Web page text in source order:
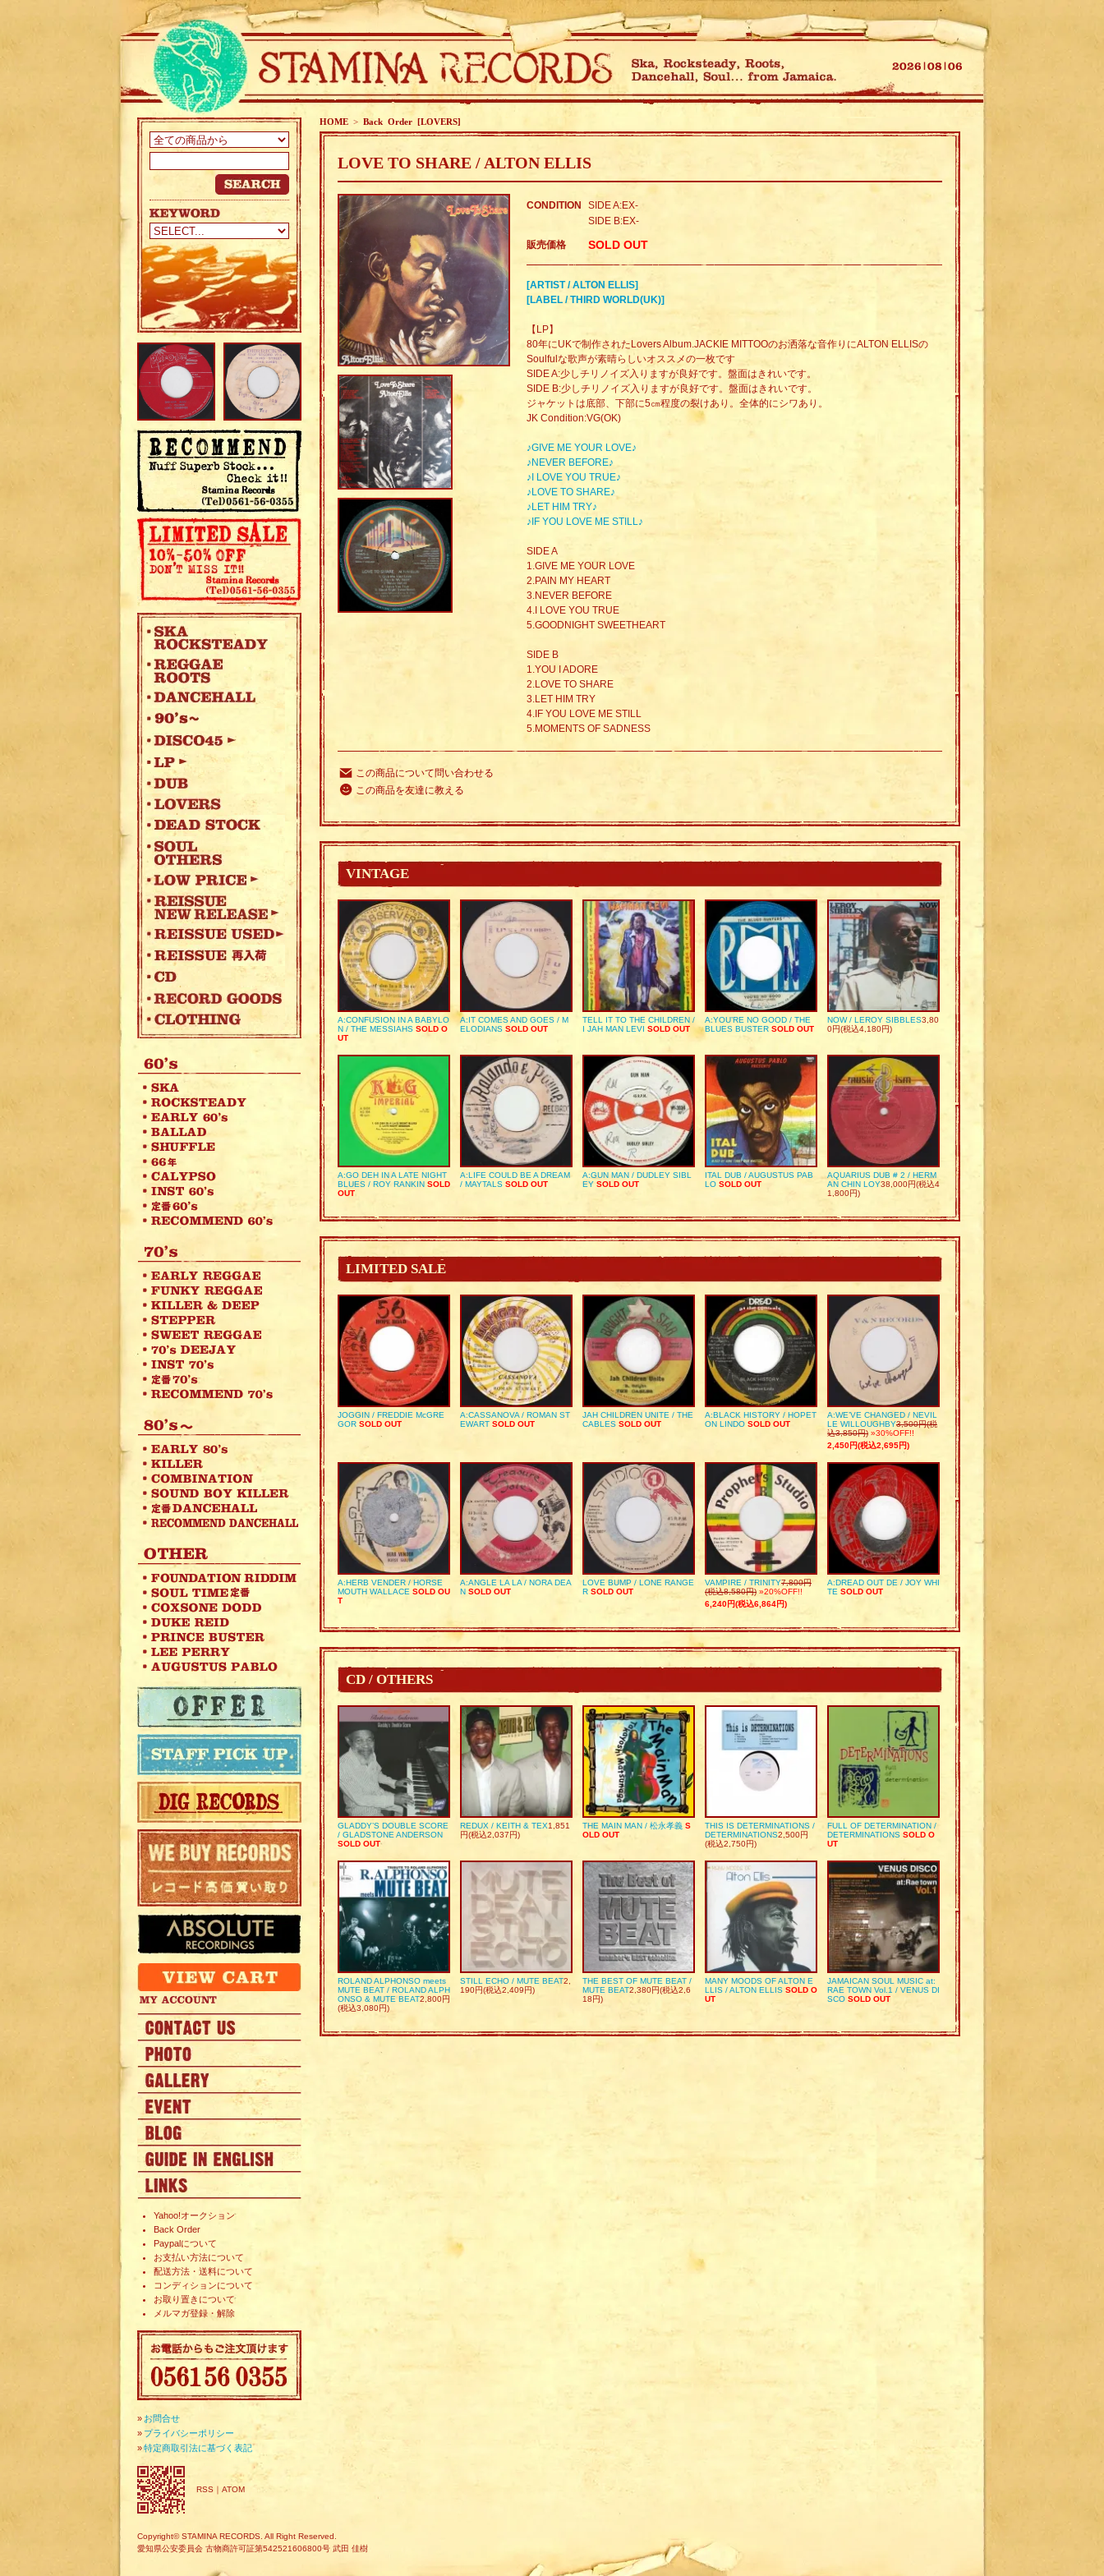
Yahoo!オークション
Back Order
Paypalについて
お支払い方法について
配送方法・送料について
コンディションについて
お取り置きについて
メルマガ登録・解除
» お問合せ
» プライバシーポリシー
»特定商取引法に基づく表記
RSS ｜ ATOM
HOME > Back Order [LOVERS]
LOVE TO SHARE / ALTON ELLIS
CONDITION
SIDE A:EX-
SIDE B:EX-
販売価格 SOLD OUT
[ARTIST / ALTON ELLIS]
[LABEL / THIRD WORLD(UK)]
【LP】
80年にUKで制作されたLovers Album.JACKIE MITTOOのお洒落な音作りにALTON ELLISの
Soulfulな歌声が素晴らしいオススメの一枚です
SIDE A:少しチリノイズ入りますが良好です。盤面はきれいです。
SIDE B:少しチリノイズ入りますが良好です。盤面はきれいです。
ジャケットは底部、下部に5㎝程度の裂けあり。全体的にシワあり。
JK Condition:VG(OK)
♪GIVE ME YOUR LOVE♪
♪NEVER BEFORE♪
♪I LOVE YOU TRUE♪
♪LOVE TO SHARE♪
♪LET HIM TRY♪
♪IF YOU LOVE ME STILL♪
SIDE A
1.GIVE ME YOUR LOVE
2.PAIN MY HEART
3.NEVER BEFORE
4.I LOVE YOU TRUE
5.GOODNIGHT SWEETHEART
SIDE B
1.YOU I ADORE
2.LOVE TO SHARE
3.LET HIM TRY
4.IF YOU LOVE ME STILL
5.MOMENTS OF SADNESS
この商品について問い合わせる
この商品を友達に教える
VINTAGE
A:CONFUSION IN A BABYLO
N / THE MESSIAHS SOLD O
UT
A:IT COMES AND GOES / M
ELODIANS SOLD OUT
TELL IT TO THE CHILDREN /
I JAH MAN LEVI SOLD OUT
A:YOU’RE NO GOOD / THE
BLUES BUSTER SOLD OUT
NOW / LEROY SIBBLES3,80
0円(税込4,180円)
A:GO DEH IN A LATE NIGHT
BLUES / ROY RANKIN SOLD
OUT
A:LIFE COULD BE A DREAM
/ MAYTALS SOLD OUT
A:GUN MAN / DUDLEY SIBL
EY SOLD OUT
ITAL DUB / AUGUSTUS PAB
LO SOLD OUT
AQUARIUS DUB # 2 / HERM
AN CHIN LOY38,000円(税込4
1,800円)
LIMITED SALE
JOGGIN / FREDDIE McGRE
GOR SOLD OUT
A:CASSANOVA / ROMAN ST
EWART SOLD OUT
JAH CHILDREN UNITE / THE
CABLES SOLD OUT
A:BLACK HISTORY / HOPET
ON LINDO SOLD OUT
A:WE’VE CHANGED / NEVIL
LE WILLOUGHBY3,500円(税
込3,850円) »30%OFF!!
2,450円(税込2,695円)
A:HERB VENDER / HORSE
MOUTH WALLACE SOLD OU
T
A:ANGLE LA LA / NORA DEA
N SOLD OUT
LOVE BUMP / LONE RANGE
R SOLD OUT
VAMPIRE / TRINITY7,800円
(税込8,580円) »20%OFF!!
6,240円(税込6,864円)
A:DREAD OUT DE / JOY WHI
TE SOLD OUT
CD / OTHERS
GLADDY’S DOUBLE SCORE
/ GLADSTONE ANDERSON
SOLD OUT
REDUX / KEITH & TEX1,851
円(税込2,037円)
THE MAIN MAN / 松永孝義 S
OLD OUT
THIS IS DETERMINATIONS /
DETERMINATIONS2,500円
(税込2,750円)
FULL OF DETERMINATION /
DETERMINATIONS SOLD O
UT
ROLAND ALPHONSO meets
MUTE BEAT / ROLAND ALPH
ONSO & MUTE BEAT2,800円
(税込3,080円)
STILL ECHO / MUTE BEAT2,
190円(税込2,409円)
THE BEST OF MUTE BEAT /
MUTE BEAT2,380円(税込2,6
18円)
MANY MOODS OF ALTON E
LLIS / ALTON ELLIS SOLD O
UT
JAMAICAN SOUL MUSIC at:
RAE TOWN Vol.1 / VENUS DI
SCO SOLD OUT
Copyright© STAMINA RECORDS. All Right Reserved.
愛知県公安委員会 古物商許可証第542521606800号 武田 佳樹